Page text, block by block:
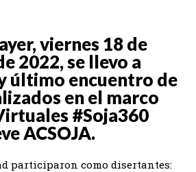
viernes 18 de
2022, se llevo a
último encuentro de
en el marco
#Soja360
ACSOJA.
participaron como disertantes: